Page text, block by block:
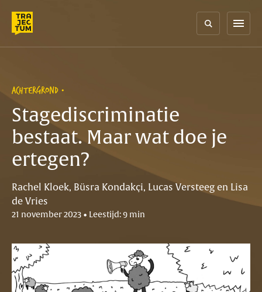
content
menu
ACHTERGROND
Stagediscriminatie
bestaat. Maar wat doe je
ertegen?
Rachel Kloek, Büsra Kondakçi, Lucas Versteeg en Lisa
de Vries
21 november 2023 • Leestijd: 9 min